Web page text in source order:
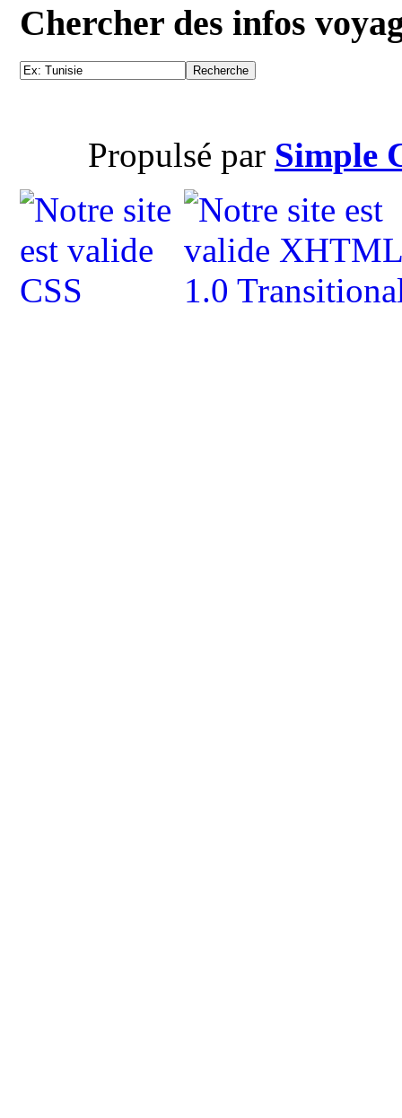
Chercher des infos
Propulsé par Simple